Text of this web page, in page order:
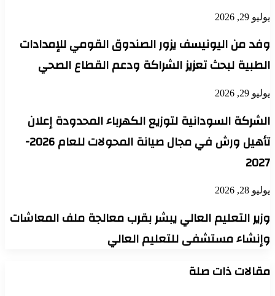
يوليو 29, 2026
وفد من اليونيسف يزور الصندوق القومي للإمدادات
الطبية لبحث تعزيز الشراكة ودعم القطاع الصحي
يوليو 29, 2026
الشركة السودانية لتوزيع الكهرباء المحدودة إعلان
تأهيل ورش في مجال صيانة المحولات للعام 2026-
2027
يوليو 28, 2026
وزير التعليم العالي يبشر بقرب معالجة ملف المعاشات
وإنشاء مستشفى للتعليم العالي
مقالات ذات صلة